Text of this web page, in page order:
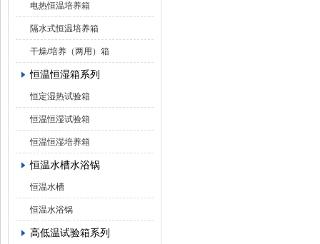
电热恒温培养箱
隔水式恒温培养箱
干燥/培养（两用）箱
恒温恒湿箱系列
恒定湿热试验箱
恒温恒湿试验箱
恒温恒湿培养箱
恒温水槽水浴锅
恒温水槽
恒温水浴锅
高低温试验箱系列